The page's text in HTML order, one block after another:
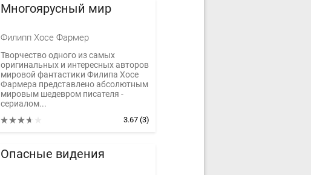
Многоярусный мир
Филипп Хосе Фармер
Творчество одного из самых
оригинальных и интересных авторов
мировой фантастики Филипа Хосе
Фармера представлено абсолютным
мировым шедевром писателя -
сериалом...
3.67(3)
Опасные видения